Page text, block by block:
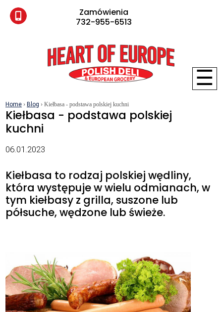
Zamówienia
732-955-6513
☰
Home › Blog › Kiełbasa - podstawa polskiej kuchni
Kiełbasa - podstawa polskiej
kuchni
06.01.2023
Kiełbasa to rodzaj polskiej wędliny,
która występuje w wielu odmianach, w
tym kiełbasy z grilla, suszone lub
półsuche, wędzone lub świeże.